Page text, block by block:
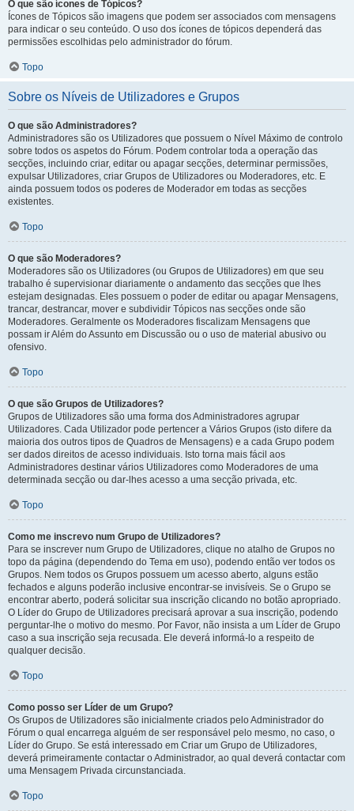
O que são ícones de Tópicos?
Ícones de Tópicos são imagens que podem ser associados com mensagens
para indicar o seu conteúdo. O uso dos ícones de tópicos dependerá das
permissões escolhidas pelo administrador do fórum.
Topo
Sobre os Níveis de Utilizadores e Grupos
O que são Administradores?
Administradores são os Utilizadores que possuem o Nível Máximo de controlo
sobre todos os aspetos do Fórum. Podem controlar toda a operação das
secções, incluindo criar, editar ou apagar secções, determinar permissões,
expulsar Utilizadores, criar Grupos de Utilizadores ou Moderadores, etc. E
ainda possuem todos os poderes de Moderador em todas as secções
existentes.
Topo
O que são Moderadores?
Moderadores são os Utilizadores (ou Grupos de Utilizadores) em que seu
trabalho é supervisionar diariamente o andamento das secções que lhes
estejam designadas. Eles possuem o poder de editar ou apagar Mensagens,
trancar, destrancar, mover e subdividir Tópicos nas secções onde são
Moderadores. Geralmente os Moderadores fiscalizam Mensagens que
possam ir Além do Assunto em Discussão ou o uso de material abusivo ou
ofensivo.
Topo
O que são Grupos de Utilizadores?
Grupos de Utilizadores são uma forma dos Administradores agrupar
Utilizadores. Cada Utilizador pode pertencer a Vários Grupos (isto difere da
maioria dos outros tipos de Quadros de Mensagens) e a cada Grupo podem
ser dados direitos de acesso individuais. Isto torna mais fácil aos
Administradores destinar vários Utilizadores como Moderadores de uma
determinada secção ou dar-lhes acesso a uma secção privada, etc.
Topo
Como me inscrevo num Grupo de Utilizadores?
Para se inscrever num Grupo de Utilizadores, clique no atalho de Grupos no
topo da página (dependendo do Tema em uso), podendo então ver todos os
Grupos. Nem todos os Grupos possuem um acesso aberto, alguns estão
fechados e alguns poderão inclusive encontrar-se invisíveis. Se o Grupo se
encontrar aberto, poderá solicitar sua inscrição clicando no botão apropriado.
O Líder do Grupo de Utilizadores precisará aprovar a sua inscrição, podendo
perguntar-lhe o motivo do mesmo. Por Favor, não insista a um Líder de Grupo
caso a sua inscrição seja recusada. Ele deverá informá-lo a respeito de
qualquer decisão.
Topo
Como posso ser Líder de um Grupo?
Os Grupos de Utilizadores são inicialmente criados pelo Administrador do
Fórum o qual encarrega alguém de ser responsável pelo mesmo, no caso, o
Líder do Grupo. Se está interessado em Criar um Grupo de Utilizadores,
deverá primeiramente contactar o Administrador, ao qual deverá contactar com
uma Mensagem Privada circunstanciada.
Topo